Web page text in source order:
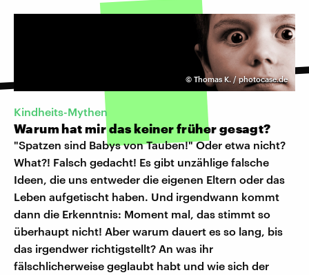
© Thomas K. / photocase.de
Kindheits-Mythen
Warum hat mir das keiner früher gesagt?
"Spatzen sind Babys von Tauben!" Oder etwa nicht?
What?! Falsch gedacht! Es gibt unzählige falsche
Ideen, die uns entweder die eigenen Eltern oder das
Leben aufgetischt haben. Und irgendwann kommt
dann die Erkenntnis: Moment mal, das stimmt so
überhaupt nicht! Aber warum dauert es so lang, bis
das irgendwer richtigstellt? An was ihr
fälschlicherweise geglaubt habt und wie sich der